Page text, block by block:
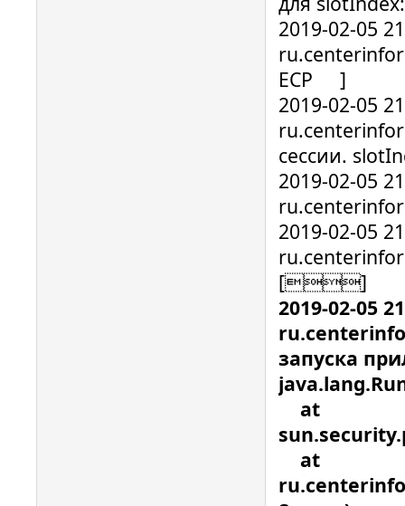
2019-02-05
ECP ]
2019-02-05
сессии.
2019-02-05
2019-02-05
[]
2019-02-05
запуска
at
at